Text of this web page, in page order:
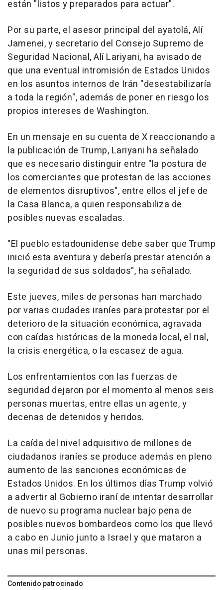
están "listos y preparados para actuar".
Por su parte, el asesor principal del ayatolá, Alí
Jamenei, y secretario del Consejo Supremo de
Seguridad Nacional, Alí Lariyani, ha avisado de
que una eventual intromisión de Estados Unidos
en los asuntos internos de Irán "desestabilizaría
a toda la región", además de poner en riesgo los
propios intereses de Washington.
En un mensaje en su cuenta de X reaccionando a
la publicación de Trump, Lariyani ha señalado
que es necesario distinguir entre "la postura de
los comerciantes que protestan de las acciones
de elementos disruptivos", entre ellos el jefe de
la Casa Blanca, a quien responsabiliza de
posibles nuevas escaladas.
"El pueblo estadounidense debe saber que Trump
inició esta aventura y debería prestar atención a
la seguridad de sus soldados", ha señalado.
Este jueves, miles de personas han marchado
por varias ciudades iraníes para protestar por el
deterioro de la situación económica, agravada
con caídas históricas de la moneda local, el rial,
la crisis energética, o la escasez de agua.
Los enfrentamientos con las fuerzas de
seguridad dejaron por el momento al menos seis
personas muertas, entre ellas un agente, y
decenas de detenidos y heridos.
La caída del nivel adquisitivo de millones de
ciudadanos iraníes se produce además en pleno
aumento de las sanciones económicas de
Estados Unidos. En los últimos días Trump volvió
a advertir al Gobierno iraní de intentar desarrollar
de nuevo su programa nuclear bajo pena de
posibles nuevos bombardeos como los que llevó
a cabo en Junio junto a Israel y que mataron a
unas mil personas.
Contenido patrocinado